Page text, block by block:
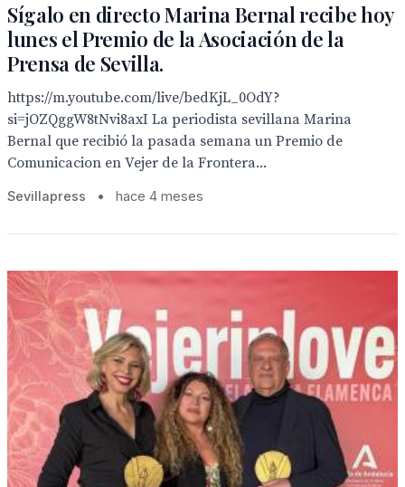
Sígalo en directo Marina Bernal recibe hoy
lunes el Premio de la Asociación de la
Prensa de Sevilla.
https://m.youtube.com/live/bedKjL_0OdY?
si=jOZQggW8tNvi8axI La periodista sevillana Marina
Bernal que recibió la pasada semana un Premio de
Comunicacion en Vejer de la Frontera...
Sevillapress • hace 4 meses